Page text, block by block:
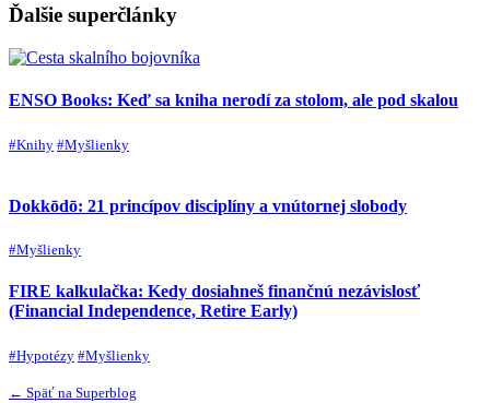
Ďalšie superčlánky
ENSO Books: Keď sa kniha nerodí za stolom, ale pod skalou
#Knihy #Myšlienky
Dokkōdō: 21 princípov disciplíny a vnútornej slobody
#Myšlienky
FIRE kalkulačka: Kedy dosiahneš finančnú nezávislosť
(Financial Independence, Retire Early)
#Hypotézy #Myšlienky
← Späť na Superblog